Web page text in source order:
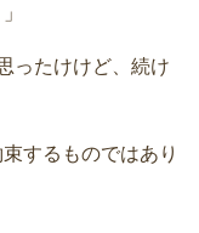
ったけけど、続け
するものではあり